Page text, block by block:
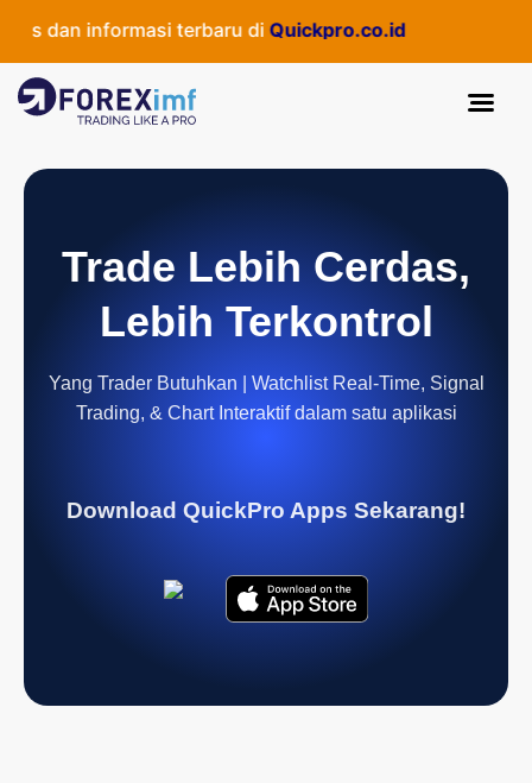
dan informasi terbaru di Quickpro.co.id
Trade Lebih Cerdas,
Lebih Terkontrol
Yang Trader Butuhkan | Watchlist Real-Time, Signal
Trading, & Chart Interaktif dalam satu aplikasi
Download QuickPro Apps Sekarang!